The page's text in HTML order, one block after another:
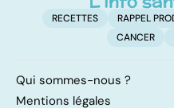
RECETTES RAPPEL
CANCER
Qui sommes-nous ?
Mentions légales